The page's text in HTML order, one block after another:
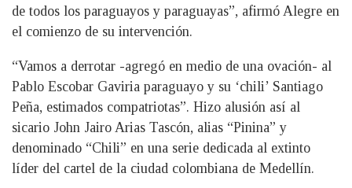
de todos los paraguayos y paraguayas”, afirmó Alegre en
el comienzo de su intervención.
“Vamos a derrotar -agregó en medio de una ovación- al
Pablo Escobar Gaviria paraguayo y su ‘chili’ Santiago
Peña, estimados compatriotas”. Hizo alusión así al
sicario John Jairo Arias Tascón, alias “Pinina” y
denominado “Chili” en una serie dedicada al extinto
líder del cartel de la ciudad colombiana de Medellín.